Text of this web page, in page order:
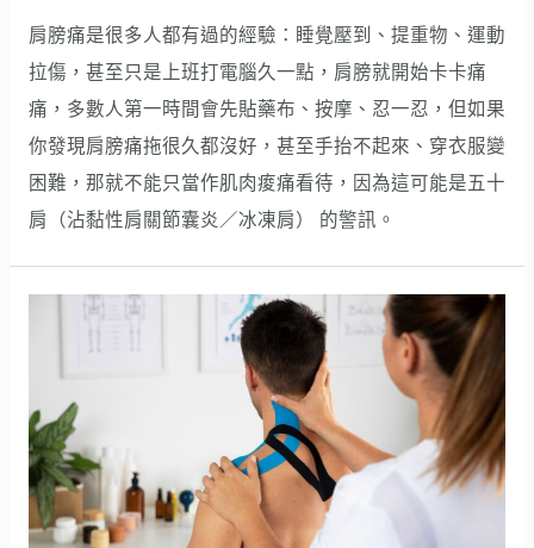
肩膀痛是很多人都有過的經驗：睡覺壓到、提重物、運動
拉傷，甚至只是上班打電腦久一點，肩膀就開始卡卡痛
痛，多數人第一時間會先貼藥布、按摩、忍一忍，但如果
你發現肩膀痛拖很久都沒好，甚至手抬不起來、穿衣服變
困難，那就不能只當作肌肉痠痛看待，因為這可能是五十
肩（沾黏性肩關節囊炎／冰凍肩） 的警訊。
問］
運
動
按
摩